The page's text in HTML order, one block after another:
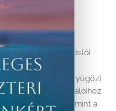
és árak
metropoliszát! A festői
az építészeti
emírség mindig lenyűgözi
Dubai látnivalóihoz
plázák, mint a